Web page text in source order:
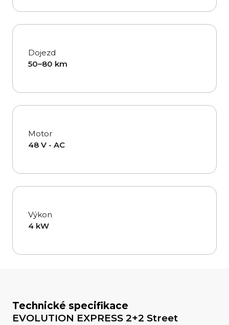
Dojezd
50–80 km
Motor
48 V - AC
Výkon
4 kW
Technické specifikace
EVOLUTION EXPRESS 2+2 Street